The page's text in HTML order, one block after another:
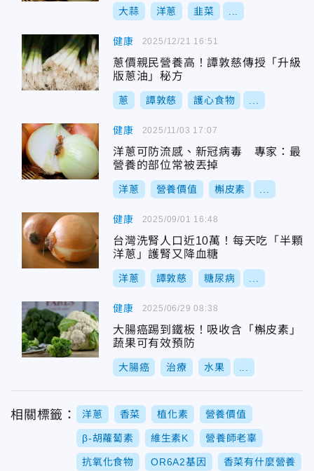
大蒜 洋蔥 韭菜
健康
蔥價親民營養高！譚敦慈傳授「升級
版蔥油」秘方
蔥 譚敦慈 護心食物
2025/12/21 16:51
健康
洋蔥可防流感、新冠病毒 專家：最
營養的部位常被丟掉
洋蔥 營養價值 槲皮素
2025/11/03 17:07
健康
台灣洗腎人口近10萬！每天吃「半顆
洋蔥」護腎又降血糖
洋蔥 譚敦慈 糖尿病
2025/09/01 16:48
健康
大腸癌踢到鐵板！吸收含「槲皮素」
蔬果可有效預防
大腸癌 治療 水果
2025/06/29 08:38
相關標籤： 洋蔥 香菜 植化素 營養價值
β-胡蘿蔔素 維生素K 營養師老辜
抗氧化食物 OR6A2基因 香菜有什麼營養